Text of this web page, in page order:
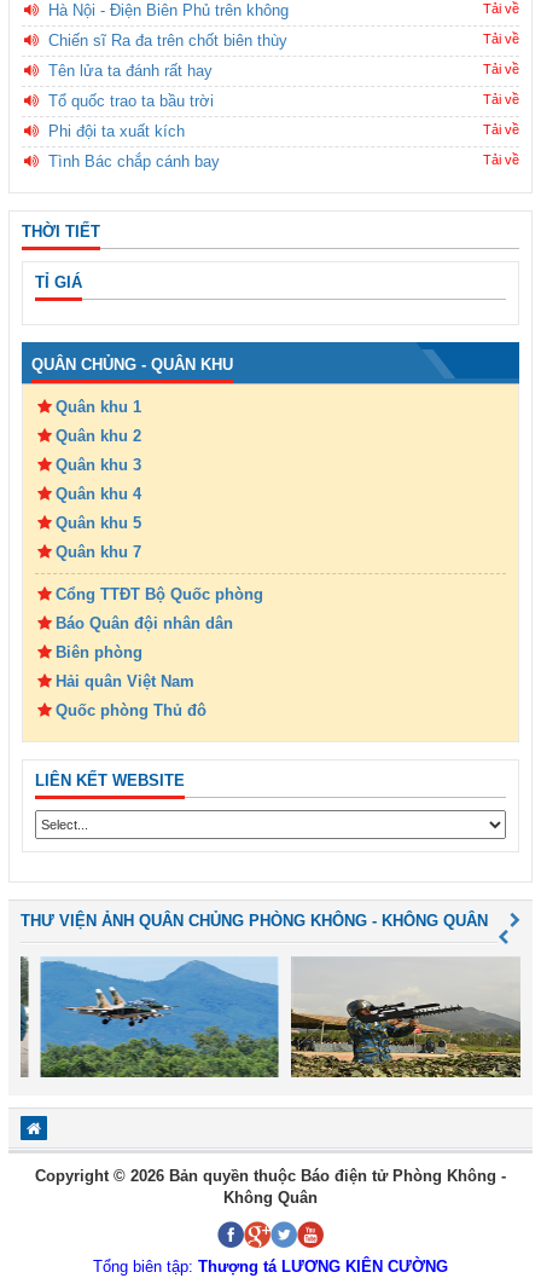
Hà Nội - Điện Biên Phủ trên không Tải về
Chiến sĩ Ra đa trên chốt biên thùy Tải về
Tên lửa ta đánh rất hay Tải về
Tổ quốc trao ta bầu trời Tải về
Phi đội ta xuất kích Tải về
Tình Bác chắp cánh bay Tải về
THỜI TIẾT
TỈ GIÁ
QUÂN CHỦNG - QUÂN KHU
Quân khu 1
Quân khu 2
Quân khu 3
Quân khu 4
Quân khu 5
Quân khu 7
Cổng TTĐT Bộ Quốc phòng
Báo Quân đội nhân dân
Biên phòng
Hải quân Việt Nam
Quốc phòng Thủ đô
LIÊN KẾT WEBSITE
THƯ VIỆN ẢNH QUÂN CHỦNG PHÒNG KHÔNG - KHÔNG QUÂN
Copyright © 2026 Bản quyền thuộc Báo điện tử Phòng Không -
Không Quân
Tổng biên tập: Thượng tá LƯƠNG KIÊN CƯỜNG